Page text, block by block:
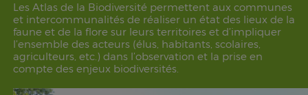
Les Atlas de la Biodiversité permettent aux communes
et intercommunalités de réaliser un état des lieux de la
faune et de la flore sur leurs territoires et d’impliquer
l’ensemble des acteurs (élus, habitants, scolaires,
agriculteurs, etc.) dans l’observation et la prise en
compte des enjeux biodiversités.